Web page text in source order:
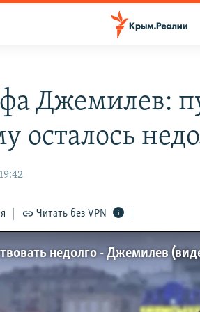
Джемилев:
осталось
Читать без VPN
недолго - Джемилев